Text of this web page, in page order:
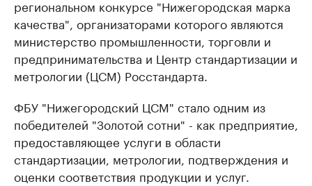
региональном конкурсе "Нижегородская марка
качества", организаторами которого являются
министерство промышленности, торговли и
предпринимательства и Центр стандартизации и
метрологии (ЦСМ) Росстандарта.
ФБУ "Нижегородский ЦСМ" стало одним из
победителей "Золотой сотни" - как предприятие,
предоставляющее услуги в области
стандартизации, метрологии, подтверждения и
оценки соответствия продукции и услуг.